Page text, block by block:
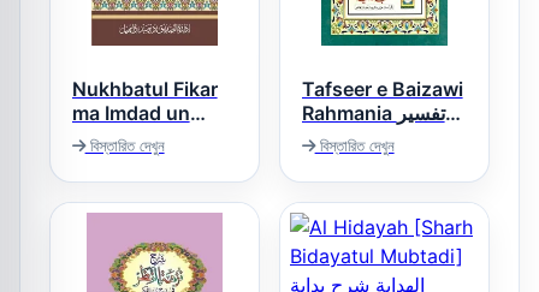
Nukhbatul Fikar
ma Imdad un
Nazar نخبۃ الفکر
مع امداد النظر
বিস্তারিত দেখুন
Tafseer e Baizawi
Rahmania تفسیر
بیضاوی
বিস্তারিত দেখুন